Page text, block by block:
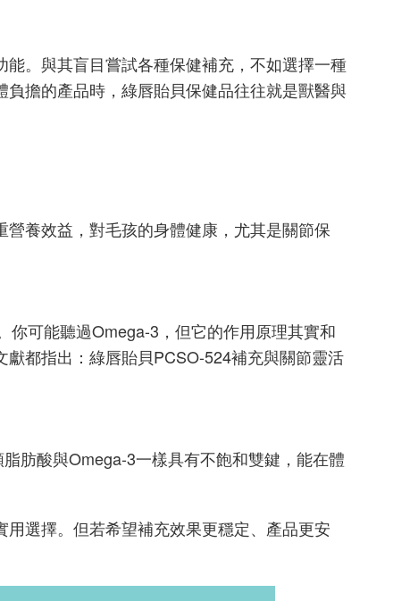
。與其盲目嘗試各種保健補充，不如選擇一種
擔的產品時，綠唇貽貝保健品往往就是獸醫與
養效益，對毛孩的身體健康，尤其是關節保
可能聽過Omega-3，但它的作用原理其實和
都指出：綠唇貽貝PCSO-524補充與關節靈活
肪酸與Omega-3一樣具有不飽和雙鍵，能在體
選擇。但若希望補充效果更穩定、產品更安